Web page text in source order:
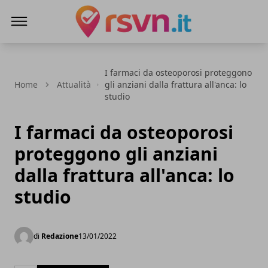
Home Attualità
I farmaci da osteoporosi proteggono
gli anziani dalla frattura all'anca: lo
studio
I farmaci da osteoporosi
proteggono gli anziani
dalla frattura all'anca: lo
studio
di Redazione13/01/2022